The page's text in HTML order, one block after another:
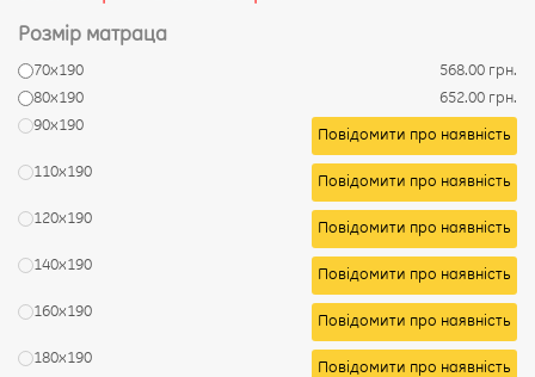
Розмір матраца
70х190
568.00 грн.
80х190
652.00 грн.
90х190
Повідомити про наявність
110х190
Повідомити про наявність
120х190
Повідомити про наявність
140х190
Повідомити про наявність
160х190
Повідомити про наявність
180х190
Повідомити про наявність